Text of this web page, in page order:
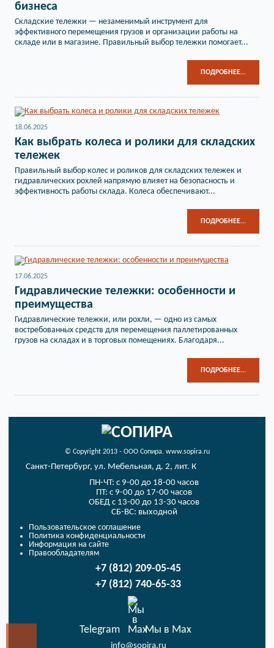
бизнеса
Складские тележки — незаменимый инструмент для
эффективного перемещения грузов и организации работы на
складе или в магазине. Правильный выбор тележки помогает...
ПОДРОБНЕЕ...
18.06.2025
Как выбрать колеса и ролики для складских
тележек
Правильный выбор колес и роликов для складских тележек и
гидравлических рохлей напрямую влияет на безопасность и
эффективность работы склада. Колеса обеспечивают...
ПОДРОБНЕЕ...
17.06.2025
Гидравлические тележки: особенности и
преимущества
Гидравлические тележки, или рохли, — одно из самых
востребованных средств для перемещения паллетированных
грузов на складах и в торговых помещениях. Благодаря...
ПОДРОБНЕЕ...
© Copyright 2013 - ООО Сопира. www.sopira.ru
Санкт-Петербург, ул. Мебельная, д. 2, лит. К
ПН-ЧТ: с 9-00 до 18-00 часов
ПТ: с 9-00 до 17-00 часов
ОБЕД с 13-00 до 13-30 часов
СБ-ВС: выходной
Пользовательское соглашение
Политика конфиденциальности
Информация на сайте
Правообладателям
+7 (812) 209-05-45
+7 (812) 740-65-33
Telegram Мы в Max
info@sopira.ru